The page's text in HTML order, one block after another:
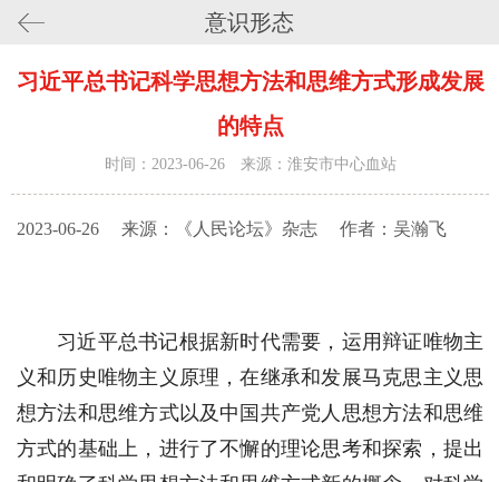
意识形态
习近平总书记科学思想方法和思维方式形成发展
的特点
时间：2023-06-26 来源：淮安市中心血站
2023-06-26 来源：《人民论坛》杂志 作者：吴瀚飞
习近平总书记根据新时代需要，运用辩证唯物主
义和历史唯物主义原理，在继承和发展马克思主义思
想方法和思维方式以及中国共产党人思想方法和思维
方式的基础上，进行了不懈的理论思考和探索，提出